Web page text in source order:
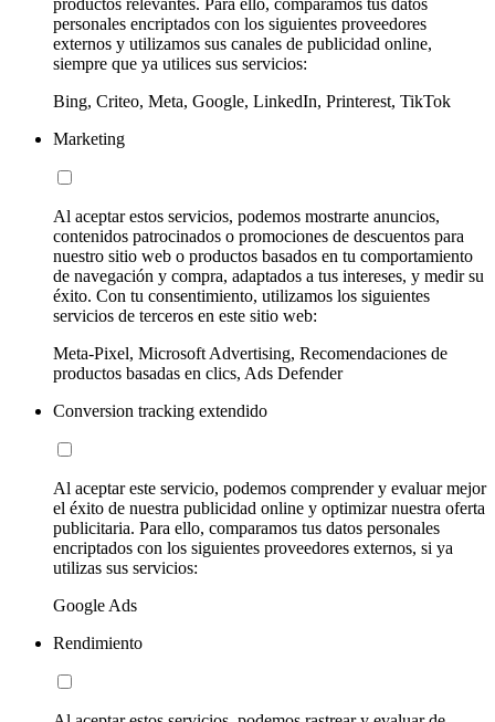
productos relevantes. Para ello, comparamos tus datos
personales encriptados con los siguientes proveedores
externos y utilizamos sus canales de publicidad online,
siempre que ya utilices sus servicios:
Bing, Criteo, Meta, Google, LinkedIn, Printerest, TikTok
Marketing
Al aceptar estos servicios, podemos mostrarte anuncios,
contenidos patrocinados o promociones de descuentos para
nuestro sitio web o productos basados en tu comportamiento
de navegación y compra, adaptados a tus intereses, y medir su
éxito. Con tu consentimiento, utilizamos los siguientes
servicios de terceros en este sitio web:
Meta-Pixel, Microsoft Advertising, Recomendaciones de
productos basadas en clics, Ads Defender
Conversion tracking extendido
Al aceptar este servicio, podemos comprender y evaluar mejor
el éxito de nuestra publicidad online y optimizar nuestra oferta
publicitaria. Para ello, comparamos tus datos personales
encriptados con los siguientes proveedores externos, si ya
utilizas sus servicios:
Google Ads
Rendimiento